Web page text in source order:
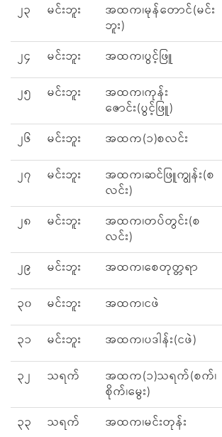
၂၃ မင်းဘူး အထက၊မုန်တောင်(မင်း
ဘူး)
၂၄ မင်းဘူး အထက၊ပွင့်ဖြူ
၂၅ မင်းဘူး အထက၊ကုန်း
ဇောင်း(ပွင့်ဖြူ)
၂၆ မင်းဘူး အထက(၁)စလင်း
၂၇ မင်းဘူး အထက၊ဆင်ဖြူကျွန်း(စ
လင်း)
၂၈ မင်းဘူး အထက၊တပ်တွင်း(စ
လင်း)
၂၉ မင်းဘူး အထက၊စေတုတ္တရာ
၃၀ မင်းဘူး အထက၊ငဖဲ
၃၁ မင်းဘူး အထက၊ပဒါန်း(ငဖဲ)
၃၂ သရက် အထက(၁)သရက်(စက်၊
စိုက်၊မွေး)
၃၃ သရက် အထက၊မင်းတုန်း